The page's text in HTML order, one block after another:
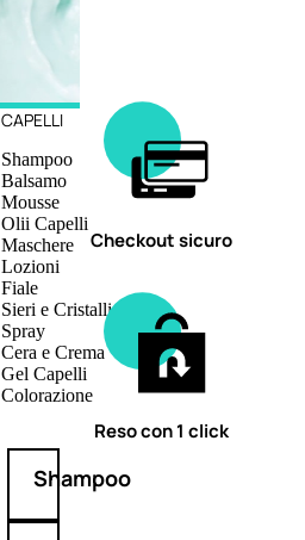
CAPELLI
Shampoo
Balsamo
Mousse
Olii Capelli
Maschere
Lozioni
Fiale
Sieri e Cristalli
Spray
Cera e Crema
Gel Capelli
Colorazione
Shampoo
Checkout sicuro
Reso con 1 click